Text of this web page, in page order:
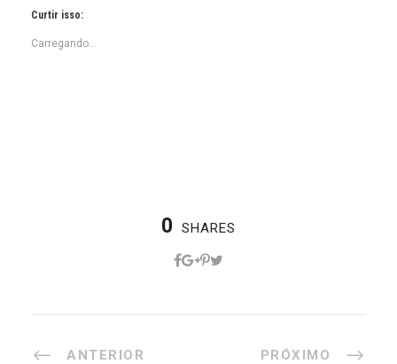
Curtir isso:
Carregando...
0 SHARES
ANTERIOR PRÓXIMO